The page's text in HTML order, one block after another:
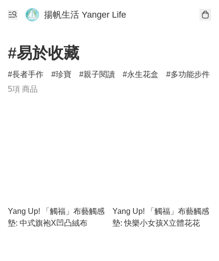
揚帆生活 Yanger Life
#易於收藏
長者手作 珍寶 親子閱讀 永生花盒
多功能步件
5項 商品
Yang Up! 「觸福」布藝觸感
墊: 中式旗袍X凹凸絨布
Yang Up! 「觸福」布藝觸感
墊: 快樂小女孩X立體花花